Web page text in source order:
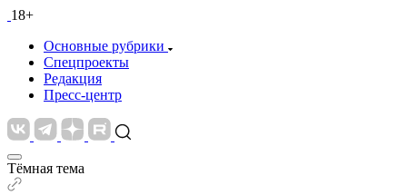
18+
Основные рубрики
Спецпроекты
Редакция
Пресс-центр
Тёмная тема